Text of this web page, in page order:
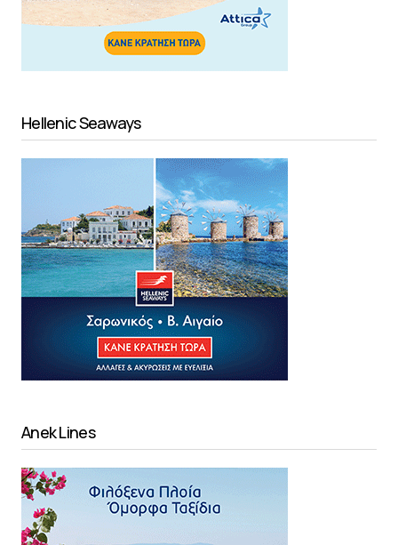
Hellenic Seaways
Anek Lines